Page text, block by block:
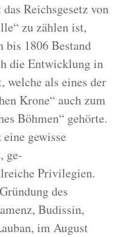
Reichsgesetz von
zu zählen ist,
bis 1806 Bestand
die Entwicklung in
welche als eines der
Krone“ auch zum
Böhmen“ gehörte.
gewisse
ge-
Privilegien.
des
Budissin,
im August